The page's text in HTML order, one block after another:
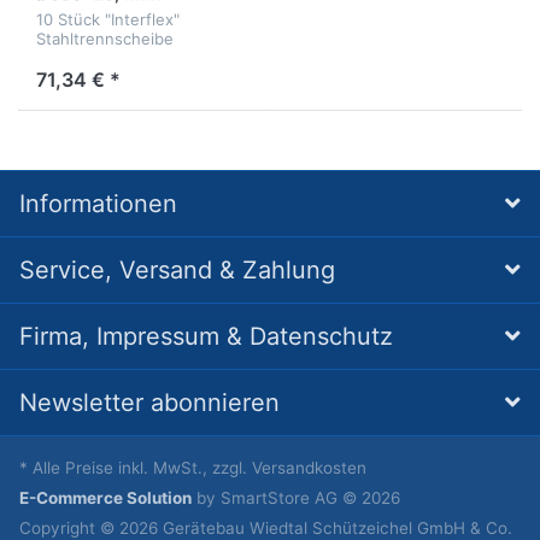
10 Stück "Interflex"
Stahltrennscheibe
71,34 € *
Informationen
Service, Versand & Zahlung
Firma, Impressum & Datenschutz
Newsletter abonnieren
* Alle Preise inkl. MwSt., zzgl. Versandkosten
E-Commerce Solution by SmartStore AG © 2026
Copyright © 2026 Gerätebau Wiedtal Schützeichel GmbH & Co.